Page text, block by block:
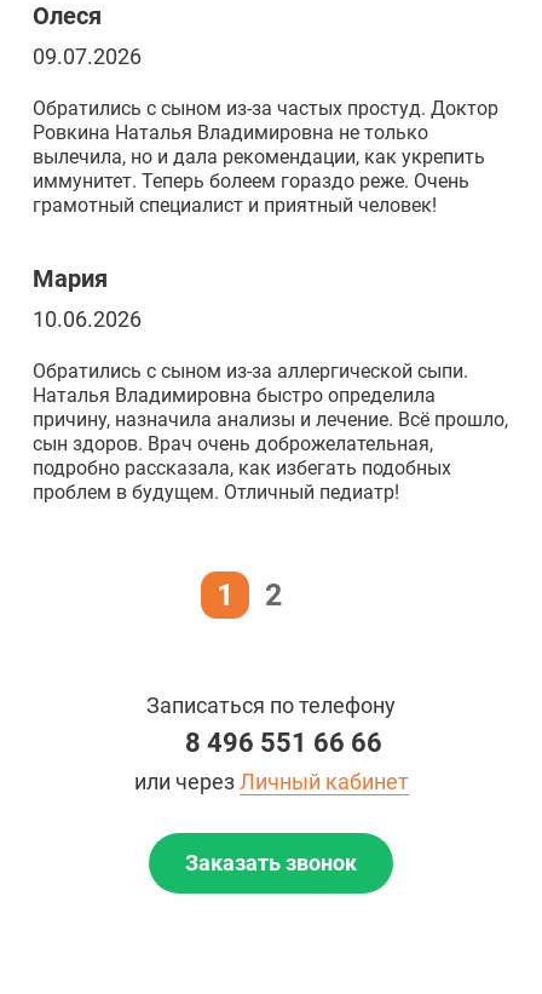
Олеся
09.07.2026
Обратились с сыном из-за частых простуд. Доктор
Ровкина Наталья Владимировна не только
вылечила, но и дала рекомендации, как укрепить
иммунитет. Теперь болеем гораздо реже. Очень
грамотный специалист и приятный человек!
Мария
10.06.2026
Обратились с сыном из-за аллергической сыпи.
Наталья Владимировна быстро определила
причину, назначила анализы и лечение. Всё прошло,
сын здоров. Врач очень доброжелательная,
подробно рассказала, как избегать подобных
проблем в будущем. Отличный педиатр!
1 2
Записаться по телефону
8 496 551 66 66
или черезЛичный кабинет
Заказать звонок